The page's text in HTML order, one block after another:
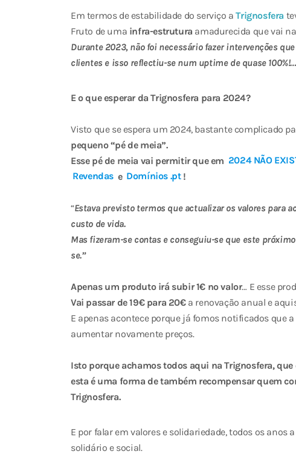
Em termos de estabilidade do serviço aTrignosfera
Fruto de uma infra-estrutura amadurecida que vai
Durante 2023, não foi necessário fazer intervenções
clientes e isso reflectiu-se num uptime de quase 100%!…
E o que esperar da Trignosfera para 2024?
Visto que se espera um 2024, bastante complicado
pequeno “pé de meia”.
Esse pé de meia vai permitir que em 2024 NÃO
Revendas e Domínios .pt !
“Estava previsto termos que actualizar os valores para
custo de vida.
Mas fizeram-se contas e conseguiu-se que este
se.”
Apenas um produto irá subir 1€ no valor… E esse
Vai passar de 19€ para 20€a renovação anual e
E apenas acontece porque já fomos notificados que
aumentar novamente preços.
Isto porque achamos todos aqui na Trignosfera,
esta é uma forma de também recompensar quem
Trignosfera.
E por falar em valores e solidariedade, todos os anos a
solidário e social.